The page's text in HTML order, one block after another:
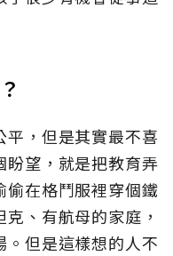
平，但是其實最不喜
望，就是把教育弄
偷在格鬥服裡穿個鐵
、有航母的家庭，
但是這樣想的人不